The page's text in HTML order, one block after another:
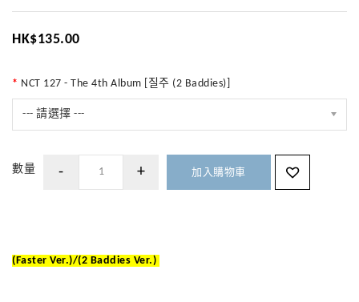
HK$135.00
NCT 127 - The 4th Album [질주 (2 Baddies)]
--- 請選擇 ---
數量 加入購物車
(Faster Ver.)/(2 Baddies Ver.)